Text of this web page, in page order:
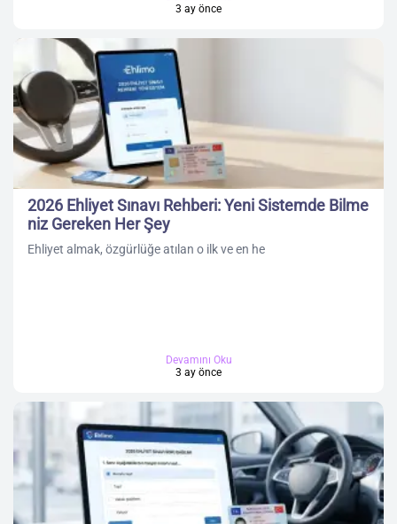
3 ay önce
2026 Ehliyet Sınavı Rehberi: Yeni Sistemde Bilme
niz Gereken Her Şey
Ehliyet almak, özgürlüğe atılan o ilk ve en he
Devamını Oku
3 ay önce